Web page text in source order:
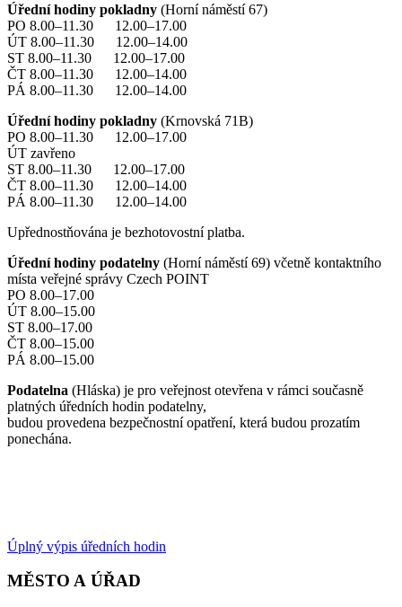
Úřední hodiny pokladny (Horní náměstí 67)
PO 8.00–11.30 12.00–17.00
ÚT 8.00–11.30 12.00–14.00
ST 8.00–11.30 12.00–17.00
ČT 8.00–11.30 12.00–14.00
PÁ 8.00–11.30 12.00–14.00
Úřední hodiny pokladny (Krnovská 71B)
PO 8.00–11.30 12.00–17.00
ÚT zavřeno
ST 8.00–11.30 12.00–17.00
ČT 8.00–11.30 12.00–14.00
PÁ 8.00–11.30 12.00–14.00
Upřednostňována je bezhotovostní platba.
Úřední hodiny podatelny (Horní náměstí 69) včetně kontaktního
místa veřejné správy Czech POINT
PO 8.00–17.00
ÚT 8.00–15.00
ST 8.00–17.00
ČT 8.00–15.00
PÁ 8.00–15.00
Podatelna (Hláska) je pro veřejnost otevřena v rámci současně
platných úředních hodin podatelny,
budou provedena bezpečnostní opatření, která budou prozatím
ponechána.
Úplný výpis úředních hodin
MĚSTO A ÚŘAD